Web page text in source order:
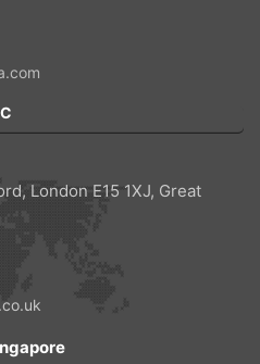
London E15 1XJ, Great